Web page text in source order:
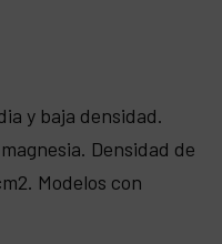
y baja densidad.
Densidad de
Modelos con